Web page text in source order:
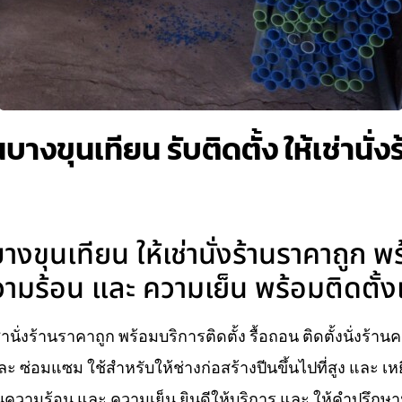
งขุนเทียน รับติดตั้ง ให้เช่านั่ง
ขุนเทียน ให้เช่านั่งร้านราคาถูก
มร้อน และ ความเย็น พร้อมติดตั้
งร้านราคาถูก พร้อมบริการติดตั้ง รื้อถอน ติดตั้งนั่งร้าน
ะ ซ่อมแซม ใช้สำหรับให้ช่างก่อสร้างปีนขึ้นไปที่สูง และ เ